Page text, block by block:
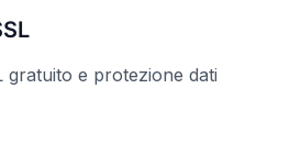
gratuito e protezione dati